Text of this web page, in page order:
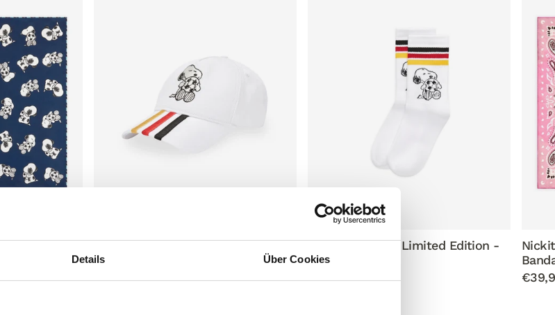
Details Über Cookies
Edition
Snoopy Fußball Limited Edition -
Cap
€29,95€39,95
Snoopy Fußball Limited Edition -
Socken
€12,76€15,95